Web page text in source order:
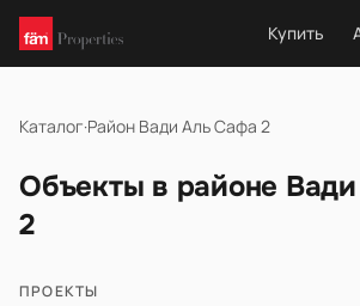
Купить
Каталог·Район Вади Аль Сафа 2
Объекты в районе
2
ПРОЕКТЫ